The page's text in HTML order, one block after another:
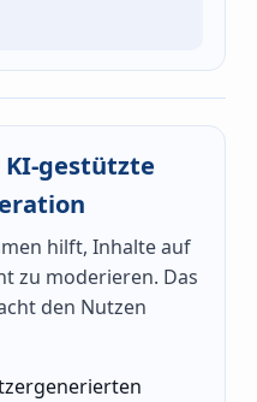
gestützte
hilft, Inhalte auf
zu moderieren. Das
den Nutzen